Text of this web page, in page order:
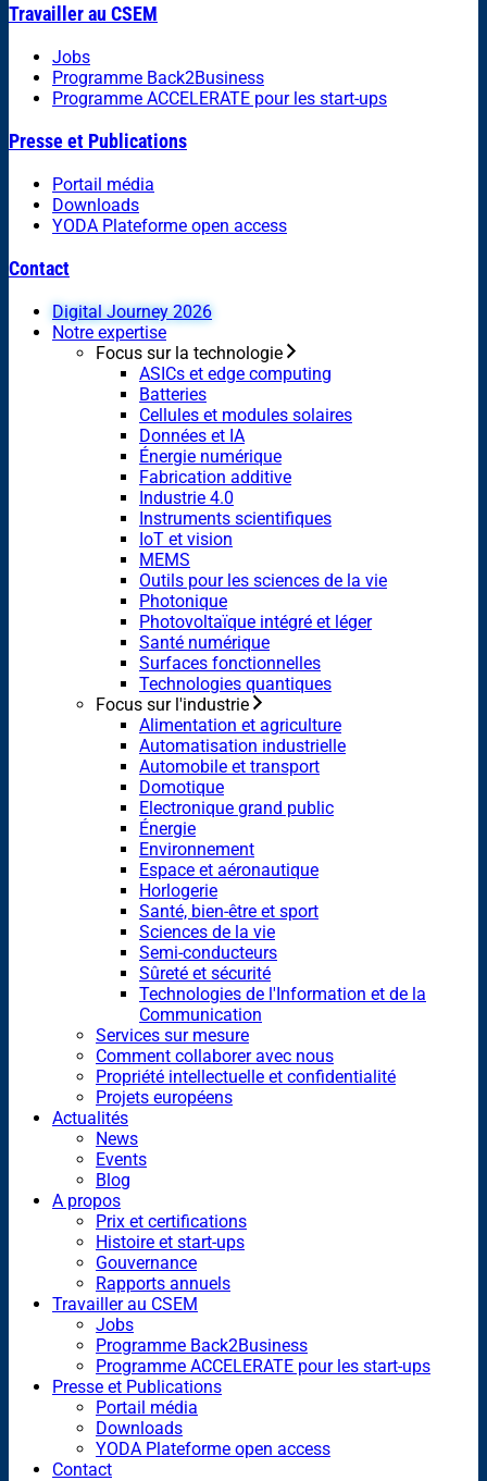
Travailler au CSEM
Jobs
Programme Back2Business
Programme ACCELERATE pour les start-ups
Presse et Publications
Portail média
Downloads
YODA Plateforme open access
Contact
Digital Journey 2026
Notre expertise
Focus sur la technologie
ASICs et edge computing
Batteries
Cellules et modules solaires
Données et IA
Énergie numérique
Fabrication additive
Industrie 4.0
Instruments scientifiques
IoT et vision
MEMS
Outils pour les sciences de la vie
Photonique
Photovoltaïque intégré et léger
Santé numérique
Surfaces fonctionnelles
Technologies quantiques
Focus sur l'industrie
Alimentation et agriculture
Automatisation industrielle
Automobile et transport
Domotique
Electronique grand public
Énergie
Environnement
Espace et aéronautique
Horlogerie
Santé, bien-être et sport
Sciences de la vie
Semi-conducteurs
Sûreté et sécurité
Technologies de l'Information et de la
Communication
Services sur mesure
Comment collaborer avec nous
Propriété intellectuelle et confidentialité
Projets européens
Actualités
News
Events
Blog
A propos
Prix et certifications
Histoire et start-ups
Gouvernance
Rapports annuels
Travailler au CSEM
Jobs
Programme Back2Business
Programme ACCELERATE pour les start-ups
Presse et Publications
Portail média
Downloads
YODA Plateforme open access
Contact